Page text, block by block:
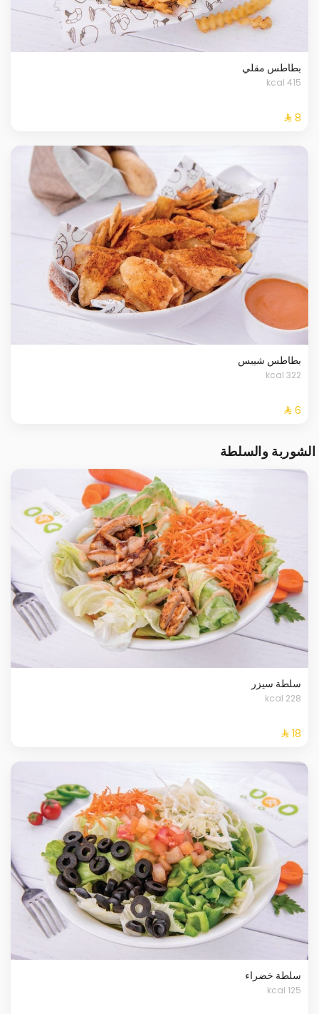
بطاطس مقلي
415 kcal
بطاطس شيبس
322 kcal
الشوربة والسلطة
سلطة سيزر
228 kcal
سلطة خضراء
125 kcal